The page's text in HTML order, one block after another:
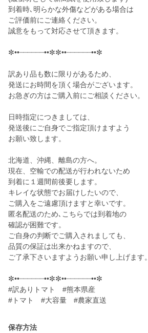
到着時､明らかな外傷などがある場合は
ご評価前にご連絡ください。
誠意をもって対応させて頂きます。
✼••┈┈┈┈┈┈••✼✼••┈┈┈┈┈┈••✼
訳あり品も数に限りがあるため、
発送にお時間を頂く場合がございます。
お急ぎの方はご購入前にご相談ください。
日時指定につきましては、
発送後にご自身でご指定頂けますよう
お願い致します。
北海道、沖縄、離島の方へ。
現在、空輸での配送が行われないため
到着に１週間前後要します。
キレイな状態でお届けしたいので、
ご購入をご遠慮頂けますと幸いです。
匿名配送のため､こちらでは到着地の
確認が困難です。
ご自身の判断でご購入されましても、
品質の保証は出来かねますので、
ご了承下さいますようお願い申し上げます。
✼••┈┈┈┈┈┈••✼✼••┈┈┈┈┈┈••✼
#訳ありトマト #熊本県産
#トマト #大容量 #農家直送
保存方法